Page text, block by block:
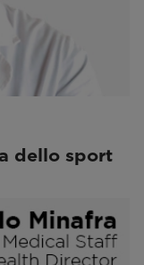
dello sport